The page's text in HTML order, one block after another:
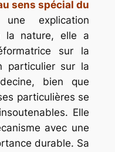
sens spécial du
explication
la nature, elle a
sur la
particulier sur la
bien que
particulières se
Elle
avec une
durable. Sa